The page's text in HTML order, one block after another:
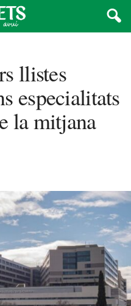
llistes
especialitats
la mitjana